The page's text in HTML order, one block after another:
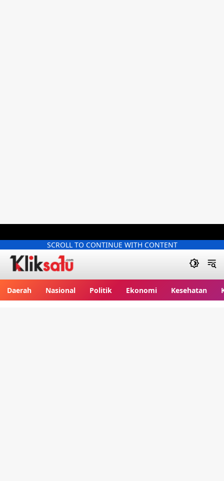
SCROLL TO CONTINUE WITH CONTENT
Daerah Nasional Politik Ekonomi Kesehatan